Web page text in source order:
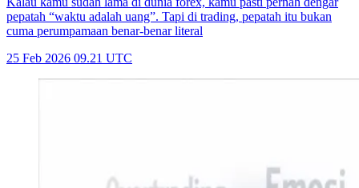
pepatah “waktu adalah uang”. Tapi di trading, pepatah itu bukan
cuma perumpamaan benar-benar literal
25 Feb 2026 09.21 UTC